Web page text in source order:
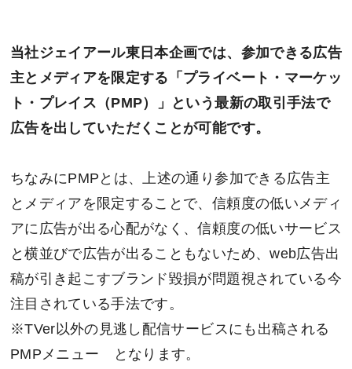
当社ジェイアール東日本企画では、参加できる広告
主とメディアを限定する「プライベート・マーケッ
ト・プレイス（PMP）」という最新の取引手法で
広告を出していただくことが可能です。
ちなみにPMPとは、上述の通り参加できる広告主
とメディアを限定することで、信頼度の低いメディ
アに広告が出る心配がなく、信頼度の低いサービス
と横並びで広告が出ることもないため、web広告出
稿が引き起こすブランド毀損が問題視されている今
注目されている手法です。
※TVer以外の見逃し配信サービスにも出稿される
PMPメニュー となります。